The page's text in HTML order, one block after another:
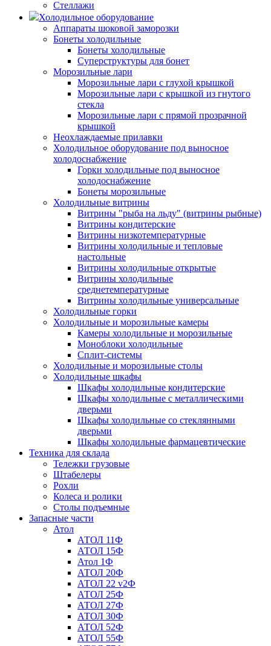
Стеллажи
Холодильное оборудование
Аппараты шоковой заморозки
Бонеты холодильные
Бонеты холодильные
Суперструктуры для бонет
Морозильные лари
Морозильные лари с глухой крышкой
Морозильные лари с крышкой из гнутого
стекла
Морозильные лари с прямой прозрачной
крышкой
Неохлаждаемые прилавки
Холодильное оборудование под выносное
холодоснабжение
Горки холодильные под выносное
холодоснабжение
Бонеты морозильные
Холодильные витрины
Витрины "рыба на льду" (витрины рыбные)
Витрины кондитерские
Витрины низкотемпературные
Витрины холодильные и тепловые
настольные
Витрины холодильные открытые
Витрины холодильные
среднетемпературные
Витрины холодильные универсальные
Холодильные горки
Холодильные и морозильные камеры
Камеры холодильные и морозильные
Моноблоки холодильные
Сплит-системы
Холодильные и морозильные столы
Холодильные шкафы
Шкафы холодильные кондитерские
Шкафы холодильные с металлическими
дверьми
Шкафы холодильные со стеклянными
дверьми
Шкафы холодильные фармацевтические
Техника для склада
Тележки грузовые
Штабелеры
Рохли
Колеса и ролики
Столы подъемные
Запасные части
Атол
АТОЛ 11Ф
АТОЛ 15Ф
Атол 1Ф
АТОЛ 20Ф
АТОЛ 22 v2Ф
АТОЛ 25Ф
АТОЛ 27Ф
АТОЛ 30Ф
АТОЛ 52Ф
АТОЛ 55Ф